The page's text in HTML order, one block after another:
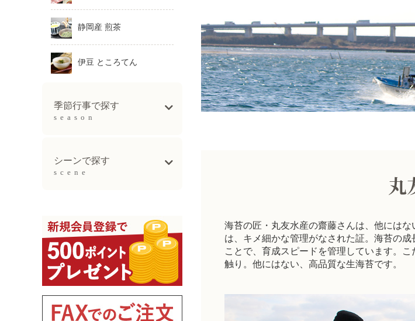
静岡産 煎茶
伊豆 ところてん
季節行事で探す
season
シーンで探す
scene 丸
海苔の匠・丸友水産の齋藤さんは、他には
は、キメ細かな管理がなされた証。海苔の
ことで、育成スピードを管理しています。
触り。他にはない、高品質な生海苔です。